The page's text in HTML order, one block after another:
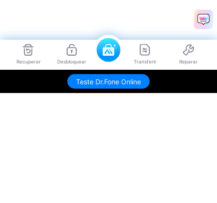
Recuperar Desbloquear Transferir Reparar
Teste Dr.Fone Online